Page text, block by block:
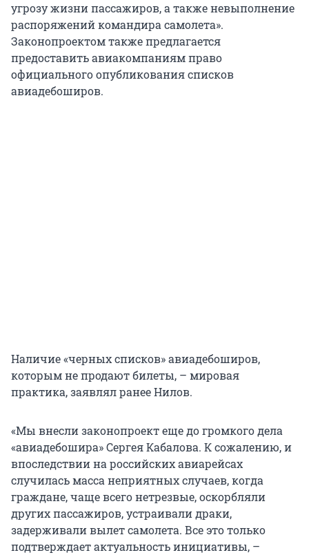
угрозу жизни пассажиров, а также невыполнение
распоряжений командира самолета».
Законопроектом также предлагается
предоставить авиакомпаниям право
официального опубликования списков
авиадебоширов.
Наличие «черных списков» авиадебоширов,
которым не продают билеты, – мировая
практика, заявлял ранее Нилов.
«Мы внесли законопроект еще до громкого дела
«авиадебошира» Сергея Кабалова. К сожалению, и
впоследствии на российских авиарейсах
случилась масса неприятных случаев, когда
граждане, чаще всего нетрезвые, оскорбляли
других пассажиров, устраивали драки,
задерживали вылет самолета. Все это только
подтверждает актуальность инициативы, –